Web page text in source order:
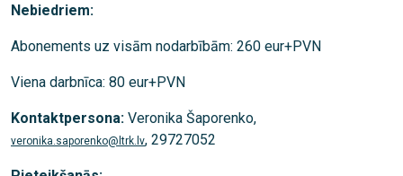
Nebiedriem:
Abonements uz visām nodarbībām: 260 eur+PVN
Viena darbnīca: 80 eur+PVN
Kontaktpersona: Veronika Šaporenko,
veronika.saporenko@ltrk.lv, 29727052